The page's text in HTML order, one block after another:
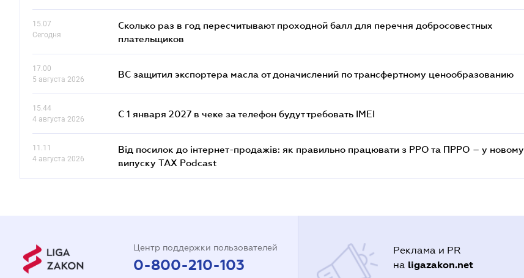
15.07
Сегодня
Сколько раз в год пересчитывают проходной балл для перечня добросовестных
плательщиков
17.00
5 августа 2026
ВС защитил экспортера масла от доначислений по трансфертному ценообразованию
15.44
4 августа 2026
С 1 января 2027 в чеке за телефон будут требовать IMEI
11.11
4 августа 2026
Від посилок до інтернет-продажів: як правильно працювати з РРО та ПРРО – у новому
випуску TAX Podcast
Центр поддержки пользователей
0-800-210-103
Реклама и PR
на ligazakon.net